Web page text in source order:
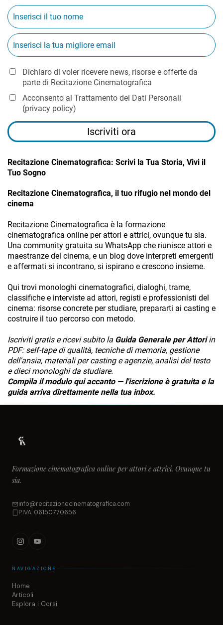
Dichiaro di voler ricevere news, risorse e offerte da
parte di Recitazione Cinematografica
Acconsento al Trattamento dei Dati Personali
(privacy policy)
Iscriviti ora
Recitazione Cinematografica: Scrivi la Tua Storia, Vivi il
Tuo Sogno
Recitazione Cinematografica, il tuo rifugio nel mondo del
cinema
Recitazione Cinematografica è la formazione
cinematografica online per attori e attrici, ovunque tu sia.
Una community gratuita su WhatsApp che riunisce attori e
maestranze del cinema, e un blog dove interpreti emergenti
e affermati si incontrano, si ispirano e crescono insieme.
Qui trovi monologhi cinematografici, dialoghi, trame,
classifiche e interviste ad attori, registi e professionisti del
cinema: risorse concrete per studiare, prepararti ai casting e
costruire il tuo percorso con metodo.
Iscriviti gratis e ricevi subito la Guida Generale per Attoriin
PDF: self-tape di qualità, tecniche di memoria, gestione
dell'ansia, materiali per casting e agenzie, analisi del testo
e dieci monologhi da studiare.
Compila il modulo qui accanto — l'iscrizione è gratuita e la
guida arriva direttamente nella tua inbox.
Formazione cinematografica online per attori e attrici. Ovunque tu
sia.
info@recitazionecinematografica.com
P.IVA: 06150770656
NAVIGAZIONE
Home
Articoli
Esplora i Corsi